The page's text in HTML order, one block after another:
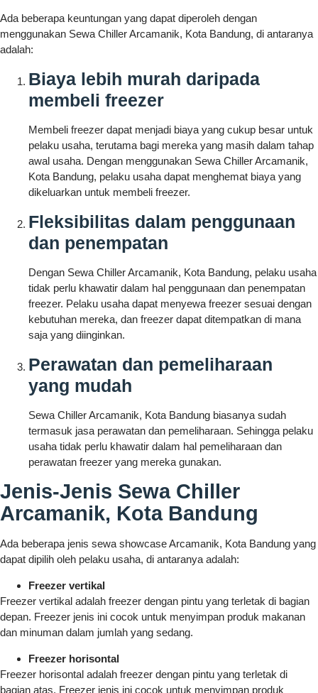
Ada beberapa keuntungan yang dapat diperoleh dengan
menggunakan Sewa Chiller Arcamanik, Kota Bandung, di antaranya
adalah:
Biaya lebih murah daripada
membeli freezer
Membeli freezer dapat menjadi biaya yang cukup besar untuk
pelaku usaha, terutama bagi mereka yang masih dalam tahap
awal usaha. Dengan menggunakan Sewa Chiller Arcamanik,
Kota Bandung, pelaku usaha dapat menghemat biaya yang
dikeluarkan untuk membeli freezer.
Fleksibilitas dalam penggunaan
dan penempatan
Dengan Sewa Chiller Arcamanik, Kota Bandung, pelaku usaha
tidak perlu khawatir dalam hal penggunaan dan penempatan
freezer. Pelaku usaha dapat menyewa freezer sesuai dengan
kebutuhan mereka, dan freezer dapat ditempatkan di mana
saja yang diinginkan.
Perawatan dan pemeliharaan
yang mudah
Sewa Chiller Arcamanik, Kota Bandung biasanya sudah
termasuk jasa perawatan dan pemeliharaan. Sehingga pelaku
usaha tidak perlu khawatir dalam hal pemeliharaan dan
perawatan freezer yang mereka gunakan.
Jenis-Jenis Sewa Chiller
Arcamanik, Kota Bandung
Ada beberapa jenis sewa showcase Arcamanik, Kota Bandung yang
dapat dipilih oleh pelaku usaha, di antaranya adalah:
Freezer vertikal
Freezer vertikal adalah freezer dengan pintu yang terletak di bagian
depan. Freezer jenis ini cocok untuk menyimpan produk makanan
dan minuman dalam jumlah yang sedang.
Freezer horisontal
Freezer horisontal adalah freezer dengan pintu yang terletak di
bagian atas. Freezer jenis ini cocok untuk menyimpan produk